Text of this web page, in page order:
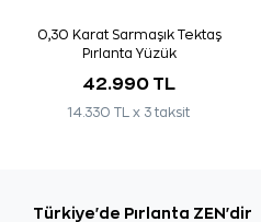
0,30 Karat Sarmaşık Tektaş
Pırlanta Yüzük
42.990 TL
14.330 TL x 3 taksit
Türkiye'de Pırlanta ZEN'dir